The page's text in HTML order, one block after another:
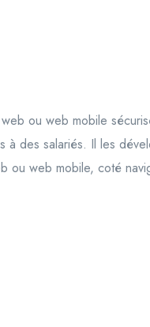
ou web mobile
des salariés. Il les
ou web mobile, coté